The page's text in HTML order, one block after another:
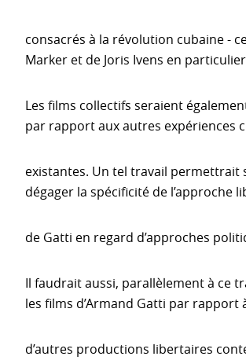
consacrés à la révolution cubaine -
Marker et de Joris Ivens en
Les films collectifs seraient
par rapport aux autres expériences
existantes. Un tel travail permettrait
dégager la spécificité de l’approche
de Gatti en regard d’approches
Il faudrait aussi, parallèlement à ce
les films d’Armand Gatti par rapport
d’autres productions libertaires